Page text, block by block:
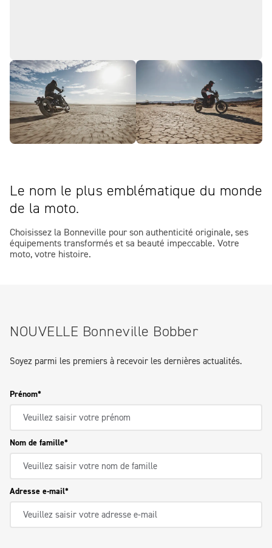
Le nom le plus emblématique du monde
de la moto.
Choisissez la Bonneville pour son authenticité originale, ses
équipements transformés et sa beauté impeccable. Votre
moto, votre histoire.
NOUVELLE Bonneville Bobber
Soyez parmi les premiers à recevoir les dernières actualités.
Prénom
Nom de famille
Adresse e-mail